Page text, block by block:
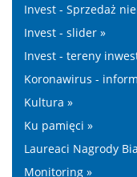
Invest - Sprzedaż
Invest - slider »
Invest - tereny
Koronawirus -
Kultura »
Ku pamięci »
Laureaci Nagrody
Monitoring »